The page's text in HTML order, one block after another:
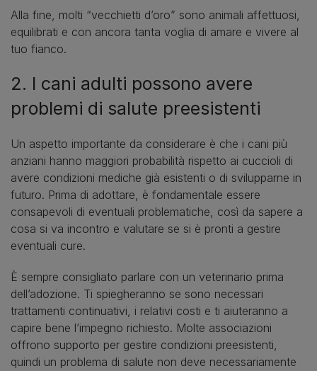
Alla fine, molti “vecchietti d’oro” sono animali affettuosi,
equilibrati e con ancora tanta voglia di amare e vivere al
tuo fianco.
2. I cani adulti possono avere
problemi di salute preesistenti
Un aspetto importante da considerare è che i cani più
anziani hanno maggiori probabilità rispetto ai cuccioli di
avere condizioni mediche già esistenti o di svilupparne in
futuro. Prima di adottare, è fondamentale essere
consapevoli di eventuali problematiche, così da sapere a
cosa si va incontro e valutare se si è pronti a gestire
eventuali cure.
È sempre consigliato parlare con un veterinario prima
dell’adozione. Ti spiegheranno se sono necessari
trattamenti continuativi, i relativi costi e ti aiuteranno a
capire bene l’impegno richiesto. Molte associazioni
offrono supporto per gestire condizioni preesistenti,
quindi un problema di salute non deve necessariamente